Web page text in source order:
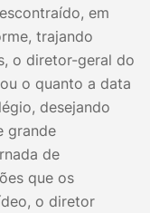
em
trajando
o diretor-geral do
o quanto a data
desejando
grande
de
que os
o diretor